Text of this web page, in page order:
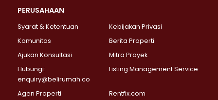
Properti Dijual di Lebak Bulus >
Properti Dijual di Gandaria Selatan >
Properti Dijual di Pondok Labu >
Properti Dijual di Lenteng Agung >
Properti Dijual di Senayan >
Properti Dijual di Pondok Pinang >
PERUSAHAAN
Syarat & Ketentuan
Kebijakan Privasi
Komunitas
Berita Properti
Ajukan Konsultasi
Mitra Proyek
Hubungi:
enquiry@belirumah.co
Listing Management Service
Agen Properti Rentfix.com